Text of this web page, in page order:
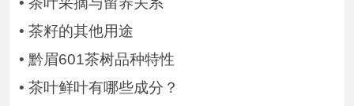
• 茶籽的其他用途
• 黔眉601茶树品种特性
• 茶叶鲜叶有哪些成分？